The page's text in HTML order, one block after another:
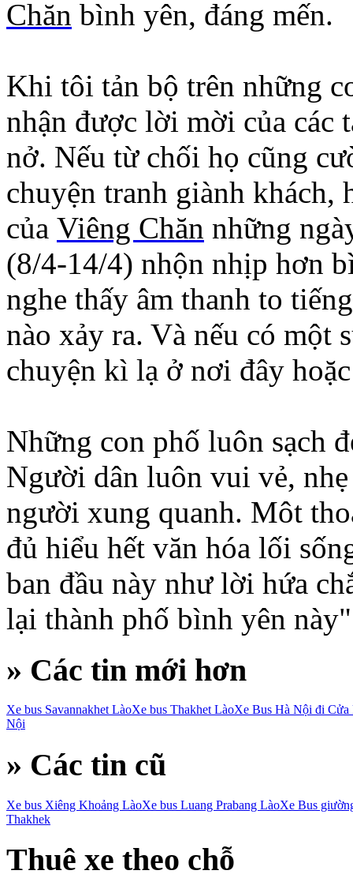
Chăn bình yên, đáng mến.
Khi tôi tản bộ trên những
nhận được lời mời của các
nở. Nếu từ chối họ cũng
chuyện tranh giành khách,
của Viêng Chăn những
(8/4-14/4) nhộn nhịp hơn
nghe thấy âm thanh to
nào xảy ra. Và nếu có một
chuyện kì lạ ở nơi đây
Những con phố luôn sạch
Người dân luôn vui vẻ,
người xung quanh. Môt
đủ hiểu hết văn hóa lối
ban đầu này như lời hứa
lại thành phố bình yên
» Các tin mới hơn
Xe bus Savannakhet LàoXe bus Thakhet LàoXe Bus Hà Nội đi Cửa
Nội
» Các tin cũ
Xe bus Xiêng Khoảng LàoXe bus Luang Prabang LàoXe Bus
Thakhek
Thuê xe theo chỗ